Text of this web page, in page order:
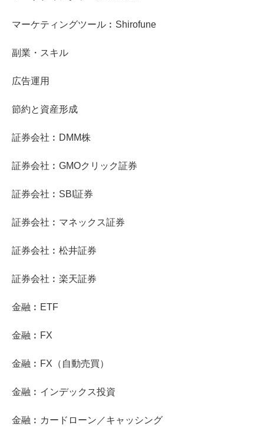
マーケティングツール︰Shirofune
副業・スキル
広告運用
節約と資産形成
証券会社︰DMM株
証券会社︰GMOクリック証券
証券会社︰SBI証券
証券会社︰マネックス証券
証券会社︰松井証券
証券会社︰楽天証券
金融︰ETF
金融︰FX
金融︰FX（自動売買）
金融︰インデックス投資
金融︰カードローン／キャッシング